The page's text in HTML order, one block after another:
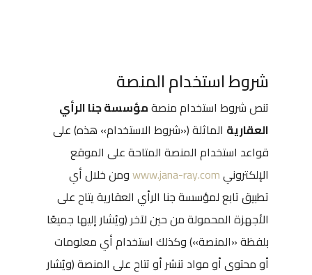
شروط استخدام المنصة
تنص شروط استخدام منصةمؤسسة جنا الرأي
العقارية الماثلة («شروط الاستخدام» هذه) على
قواعد استخدام المنصة المتاحة على الموقع
الإلكترونيwww.jana-ray.comومن خلال أي
تطبيق تابع لمؤسسة جنا الرأي العقارية يتاح على
الأجهزة المحمولة من حين لآخر (ويُشار إليها جميعًا
بلفظة «المنصة») وكذلك استخدام أي معلومات
أو محتوى أو مواد تنشر أو تتاح على المنصة (ويُشار